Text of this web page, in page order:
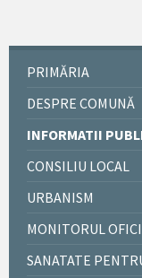
PRIMĂRIA
DESPRE COMUNĂ
INFORMATII
CONSILIU LOCAL
URBANISM
MONITORUL
SANATATE